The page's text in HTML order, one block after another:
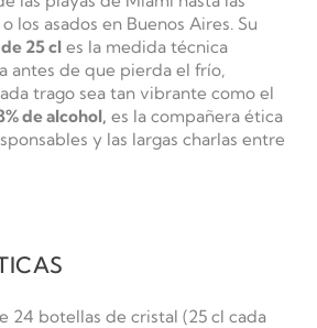
los asados en Buenos Aires. Su
25 cl es la medida técnica
antes de que pierda el frío,
trago sea tan vibrante como el
de alcohol, es la compañera ética
y las largas charlas entre
24 botellas de cristal (25 cl cada